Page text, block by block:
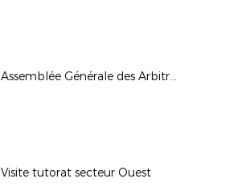
Assemblée Générale des Arbitres
Visite tutorat secteur Ouest